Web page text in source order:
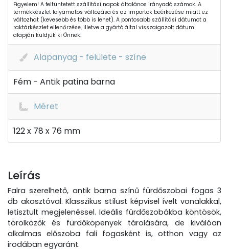
Figyelem! A feltüntetett szállítási napok általános irányadó számok. A
termékkészlet folyamatos változása és az importok beérkezése miatt ez
változhat (kevesebb és több is lehet). A pontosabb szállítási dátumot a
raktárkészlet ellenőrzése, illetve a gyártó által visszaigazolt dátum
alapján küldjük ki Önnek.
Alapanyag - felülete - színe
Fém - Antik patina barna
Méret
122 x 78 x 76 mm
Leírás
Falra szerelhető, antik barna színű fürdőszobai fogas 3
db akasztóval. Klasszikus stílust képvisel ívelt vonalakkal,
letisztult megjelenéssel. Ideális fürdőszobákba köntösök,
törölközők és fürdőköpenyek tárolására, de kiválóan
alkalmas előszoba fali fogasként is, otthon vagy az
irodában egyaránt.